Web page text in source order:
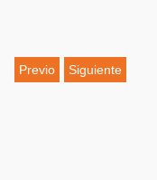
Previo Siguiente